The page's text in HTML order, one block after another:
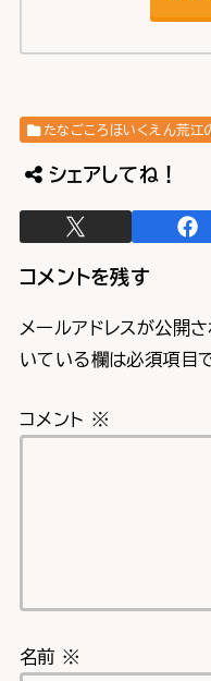
たなごころほいくえん荒江
シェアしてね！
コメントを残す
メールアドレスが公開
いている欄は必須項目
コメント ※
名前 ※